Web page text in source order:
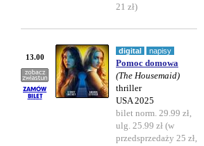
21 zł)
13.00
digital napisy
Pomoc domowa
(The Housemaid)
thriller
USA 2025
bilet norm. 29.99 zł,
ulg. 25.99 zł (w
przedsprzedaży 25 zł,